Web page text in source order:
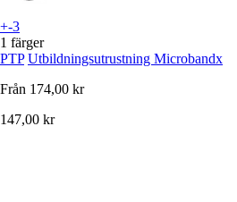
+-3
1 färger
PTP Utbildningsutrustning Microbandx
Från 174,00 kr
147,00 kr